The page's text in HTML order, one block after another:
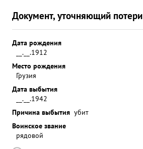
Документ, уточняющий потери
Дата рождения
__.__.1912
Место рождения
Грузия
Дата выбытия
__.__.1942
Причина выбытия убит
Воинское звание
рядовой